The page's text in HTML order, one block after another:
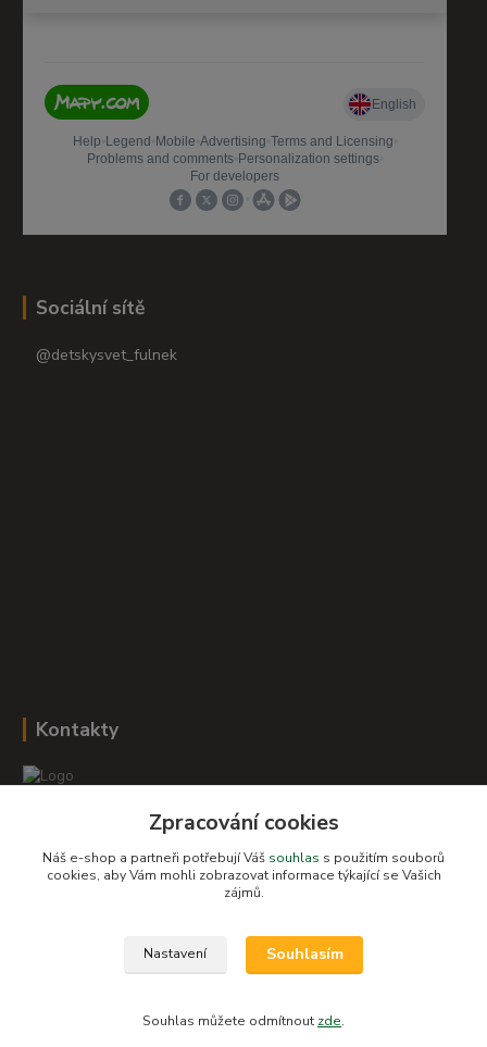
Sociální sítě
@detskysvet_fulnek
Kontakty
+420 604 278 943
obchod-detskysvet@seznam.cz
Zpracování cookies
Náš e-shop a partneři potřebují Váš souhlas s použitím souborů
cookies, aby Vám mohli zobrazovat informace týkající se Vašich
zájmů.
Nastavení Souhlasím
Souhlas můžete odmítnout zde.